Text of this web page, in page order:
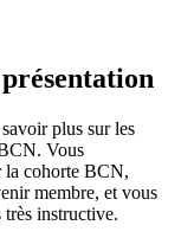
plus sur les
Vous
la cohorte BCN,
membre, et vous
très instructive.